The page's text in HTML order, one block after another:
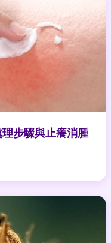
步驟與止癢消腫